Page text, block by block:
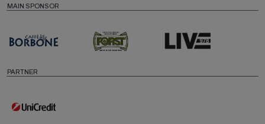
MAIN SPONSOR
PARTNER